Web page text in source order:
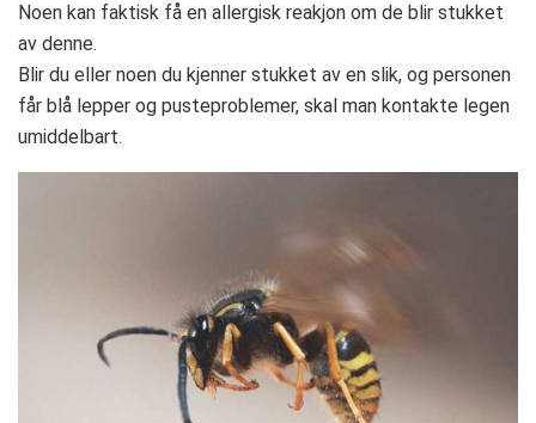
Noen kan faktisk få en allergisk reakjon om de blir stukket
av denne.
Blir du eller noen du kjenner stukket av en slik, og personen
får blå lepper og pusteproblemer, skal man kontakte legen
umiddelbart.